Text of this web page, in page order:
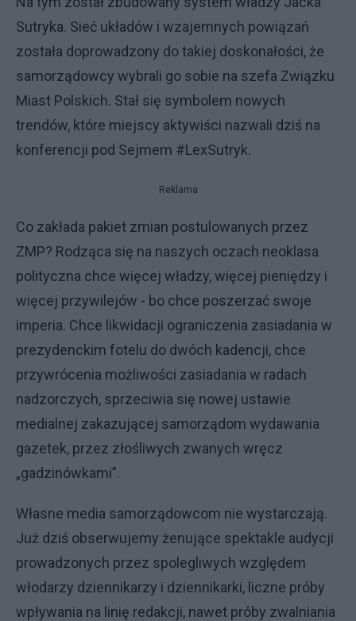
Sutryka. Sieć układów i wzajemnych powiązań
została doprowadzony do takiej doskonałości, że
samorządowcy wybrali go sobie na szefa Związku
Miast Polskich. Stał się symbolem nowych
trendów, które miejscy aktywiści nazwali dziś na
konferencji pod Sejmem #LexSutryk.
Reklama
Co zakłada pakiet zmian postulowanych przez
ZMP? Rodząca się na naszych oczach neoklasa
polityczna chce więcej władzy, więcej pieniędzy i
więcej przywilejów - bo chce poszerzać swoje
imperia. Chce likwidacji ograniczenia zasiadania w
prezydenckim fotelu do dwóch kadencji, chce
przywrócenia możliwości zasiadania w radach
nadzorczych, sprzeciwia się nowej ustawie
medialnej zakazującej samorządom wydawania
gazetek, przez złośliwych zwanych wręcz
„gadzinówkami”.
Własne media samorządowcom nie wystarczają.
Już dziś obserwujemy żenujące spektakle audycji
prowadzonych przez spolegliwych względem
włodarzy dziennikarzy i dziennikarki, liczne próby
wpływania na linię redakcji, nawet próby zwalniania